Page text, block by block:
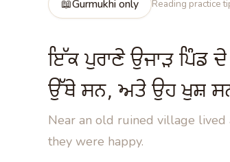
📖Gurmukhi only Reading practice
ਇੱਕ ਪੁਰਾਣੇ ਉਜਾੜ ਪਿੰਡ ਦੇ
ਉੱਥੇ ਸਨ, ਅਤੇ ਉਹ ਖੁਸ਼
Near an old ruined village lived
they were happy.